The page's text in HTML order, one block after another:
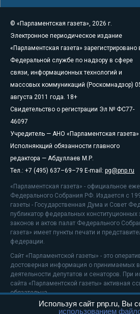
© «Парламентская газета», 2026 г.
Электронное периодическое издание
«Парламентская газета» зарегистрировано
Федеральной службе по надзору в сфере
связи, информационных технологий и
массовых коммуникаций (Роскомнадзор)
августа 2011 года. 18+
Свидетельство о регистрации Эл № ФС77-
46097
Учредитель — АНО «Парламентская газета»
Исполняющий обязанности главного
редактора — Абдуллаев М.Р.
Тел.: +7 (495) 637–69–79 E-mail: pg@pnp.ru
«Парламентская газета» - официальное
Федерального Собрания РФ. Издается с
газеты - Государственная Дума и Совет
публикатор федеральных
законов и актов палат Федерального
газета» имеет пункты печати и
федерации.
Сайт «Парламентской газеты» - это
достоверная информация о принимаемых в
деятельности депутатов и сенаторов. При
сайта «Парламентской газеты» активная
обязательна.
На информационном ресурсе применяются
Используя сайт pnp.ru, Вы
использованием